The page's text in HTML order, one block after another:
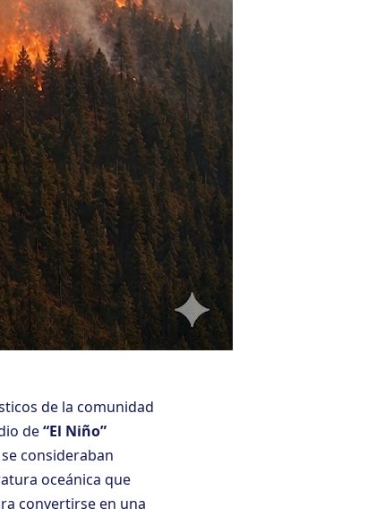
de la comunidad
de“El Niño”
consideraban
oceánica que
convertirse en una